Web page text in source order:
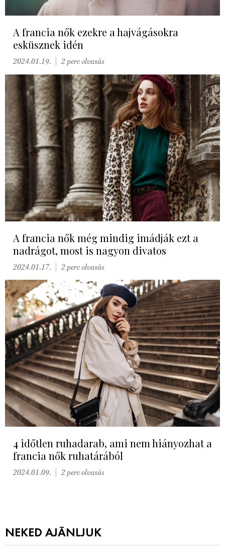
A francia nők ezekre a hajvágásokra
esküsznek idén
2024.01.19. 2 perc olvasás
A francia nők még mindig imádják ezt a
nadrágot, most is nagyon divatos
2024.01.17. 2 perc olvasás
4 időtlen ruhadarab, ami nem hiányozhat a
francia nők ruhatárából
2024.01.09. 2 perc olvasás
NEKED AJÁNLJUK